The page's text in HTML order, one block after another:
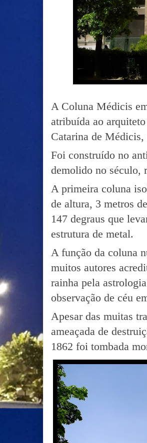
A Coluna Médicis
atribuída ao
Catarina de
Foi construído no
demolido no século,
A primeira coluna
de altura, 3 metros
147 degraus que
estrutura de metal.
A função da coluna
muitos autores
rainha pela
observação de céu
Apesar das muitas
ameaçada de
1862 foi tombada